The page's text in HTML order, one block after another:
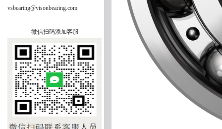
vsbearing@visonbearing.com
微信扫码添加客服